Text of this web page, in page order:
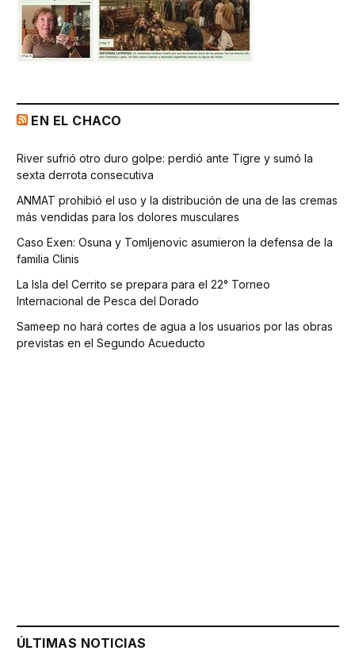
EN EL CHACO
River sufrió otro duro golpe: perdió ante Tigre y sumó la
sexta derrota consecutiva
ANMAT prohibió el uso y la distribución de una de las cremas
más vendidas para los dolores musculares
Caso Exen: Osuna y Tomljenovic asumieron la defensa de la
familia Clinis
La Isla del Cerrito se prepara para el 22° Torneo
Internacional de Pesca del Dorado
Sameep no hará cortes de agua a los usuarios por las obras
previstas en el Segundo Acueducto
ÚLTIMAS NOTICIAS